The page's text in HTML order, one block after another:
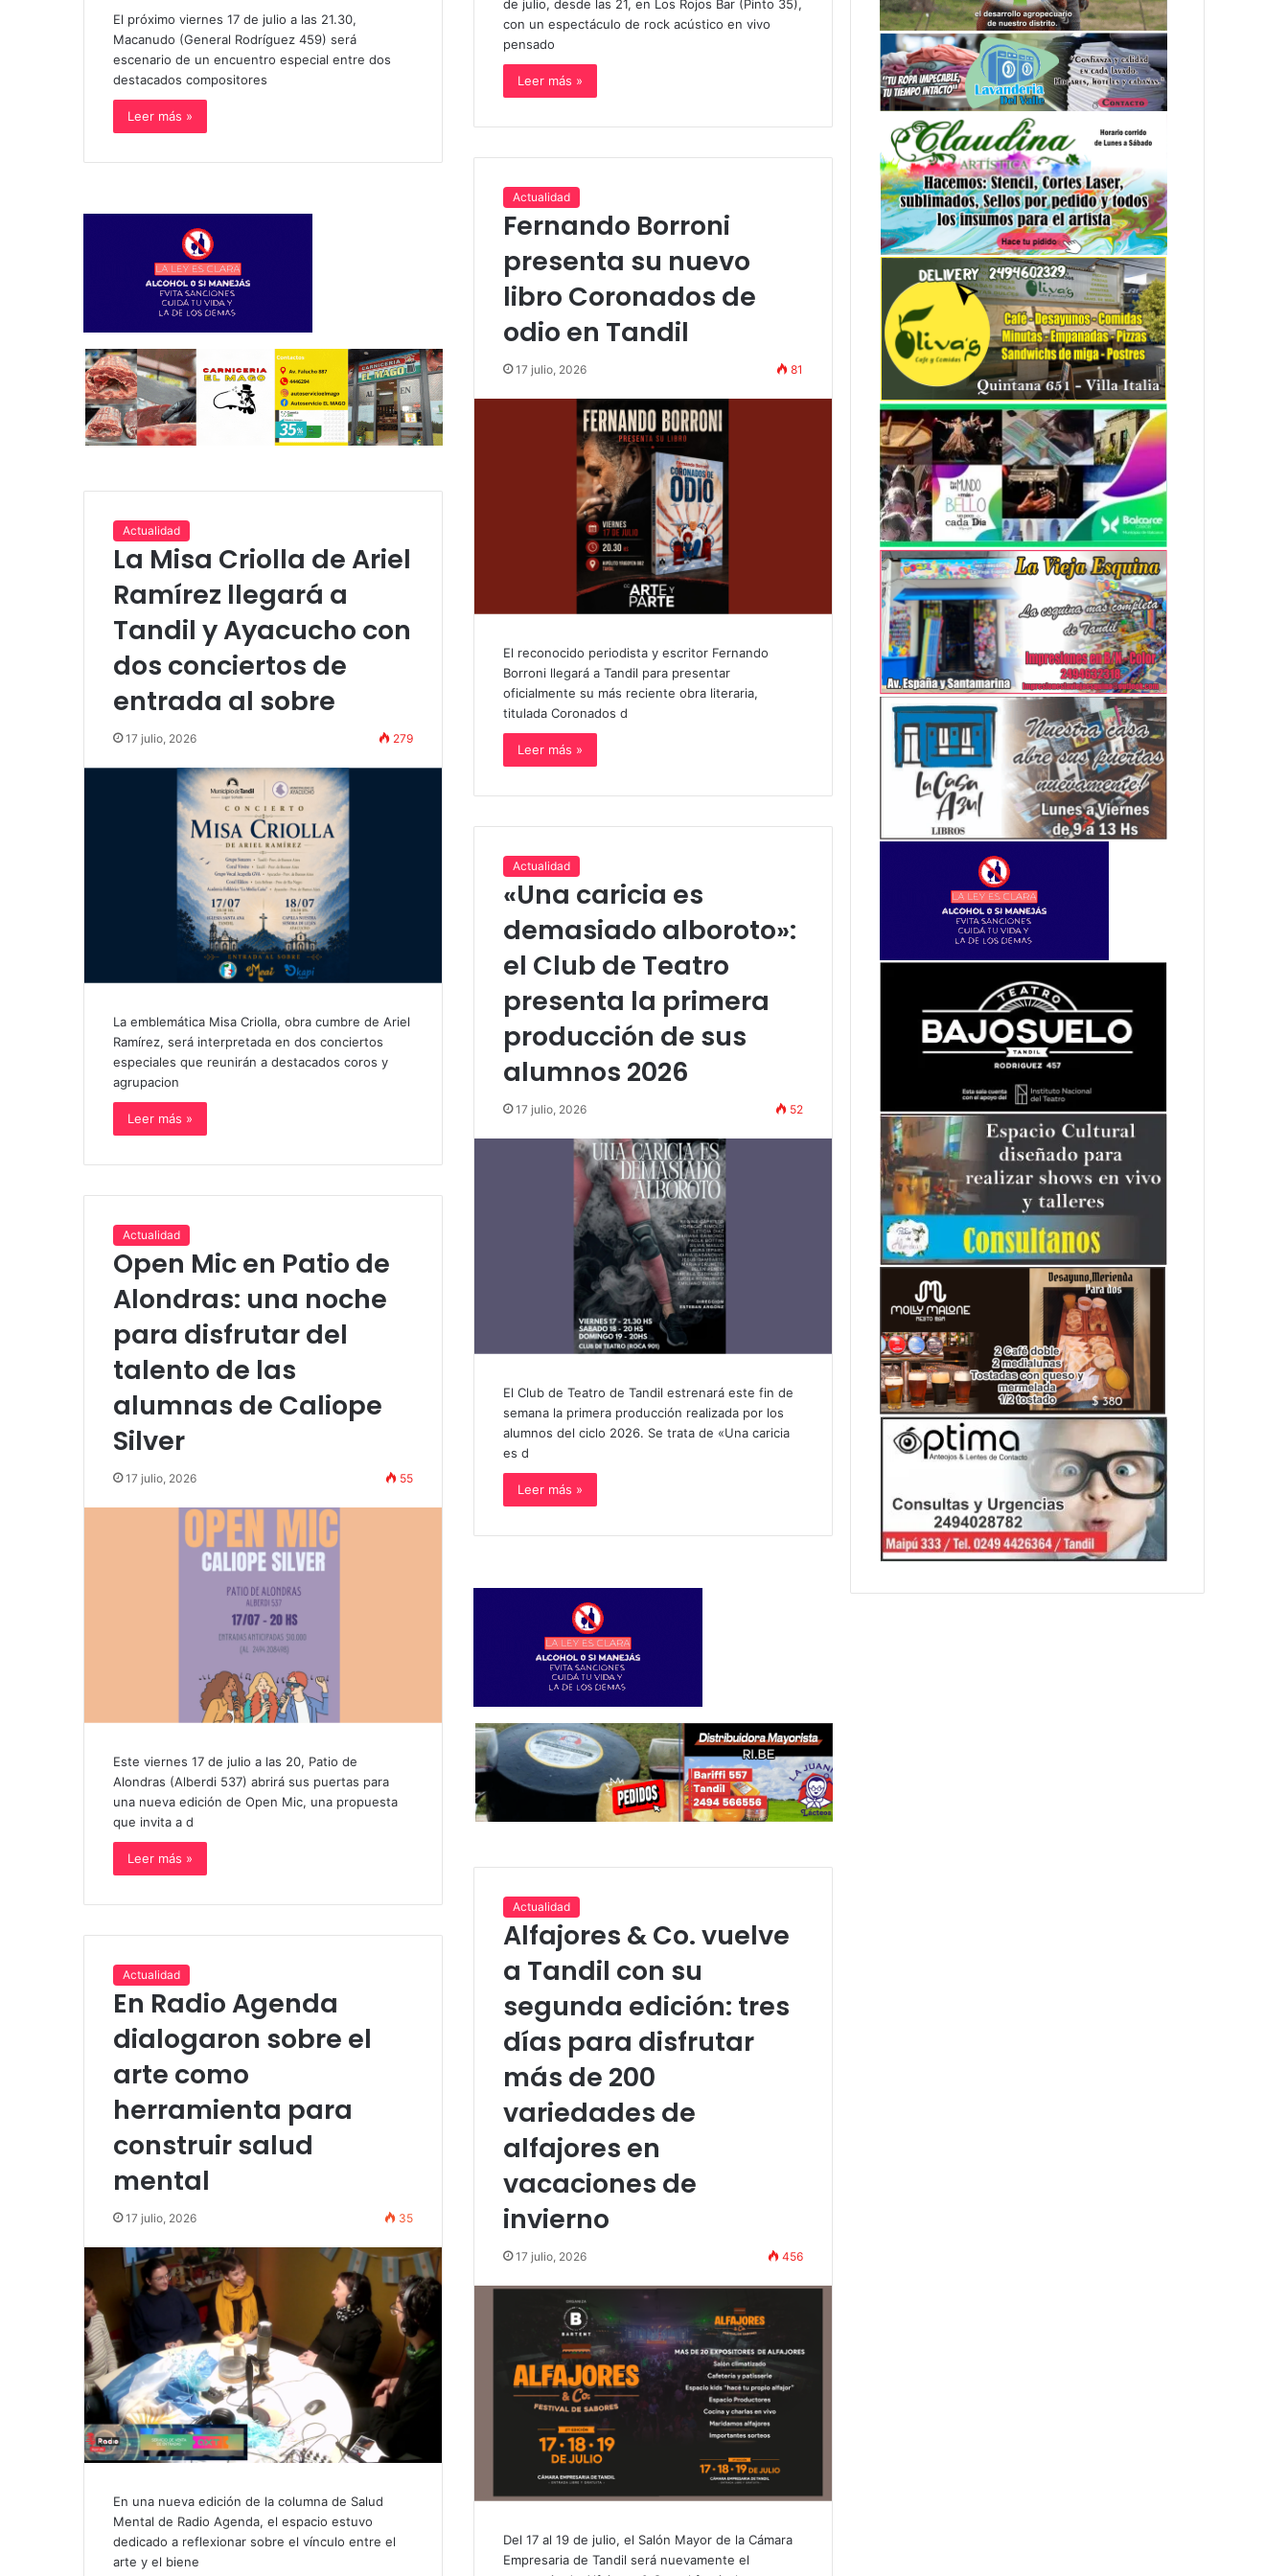
El próximo viernes 17 de julio a las 21.30,
Macanudo (General Rodríguez 459) será
escenario de un encuentro especial entre dos
destacados compositores
Leer más »
de julio, desde las 21, en Los Rojos Bar (Pinto 35),
con un espectáculo de rock acústico en vivo
pensado
Leer más »
Actualidad
Fernando Borroni
presenta su nuevo
libro Coronados de
odio en Tandil
17 julio, 2026 81
El reconocido periodista y escritor Fernando
Borroni llegará a Tandil para presentar
oficialmente su más reciente obra literaria,
titulada Coronados d
Leer más »
Actualidad
La Misa Criolla de Ariel
Ramírez llegará a
Tandil y Ayacucho con
dos conciertos de
entrada al sobre
17 julio, 2026 279
La emblemática Misa Criolla, obra cumbre de Ariel
Ramírez, será interpretada en dos conciertos
especiales que reunirán a destacados coros y
agrupacion
Leer más »
Actualidad
«Una caricia es
demasiado alboroto»:
el Club de Teatro
presenta la primera
producción de sus
alumnos 2026
17 julio, 2026 52
El Club de Teatro de Tandil estrenará este fin de
semana la primera producción realizada por los
alumnos del ciclo 2026. Se trata de «Una caricia
es d
Leer más »
Actualidad
Open Mic en Patio de
Alondras: una noche
para disfrutar del
talento de las
alumnas de Caliope
Silver
17 julio, 2026 55
Este viernes 17 de julio a las 20, Patio de
Alondras (Alberdi 537) abrirá sus puertas para
una nueva edición de Open Mic, una propuesta
que invita a d
Leer más »
Actualidad
Alfajores & Co. vuelve
a Tandil con su
segunda edición: tres
días para disfrutar
más de 200
variedades de
alfajores en
vacaciones de
invierno
17 julio, 2026 456
Del 17 al 19 de julio, el Salón Mayor de la Cámara
Empresaria de Tandil será nuevamente el
Actualidad
En Radio Agenda
dialogaron sobre el
arte como
herramienta para
construir salud
mental
17 julio, 2026 35
En una nueva edición de la columna de Salud
Mental de Radio Agenda, el espacio estuvo
dedicado a reflexionar sobre el vínculo entre el
arte y el biene